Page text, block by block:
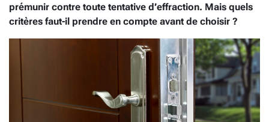
prémunir contre toute tentative d’effraction. Mais quels
critères faut-il prendre en compte avant de choisir ?